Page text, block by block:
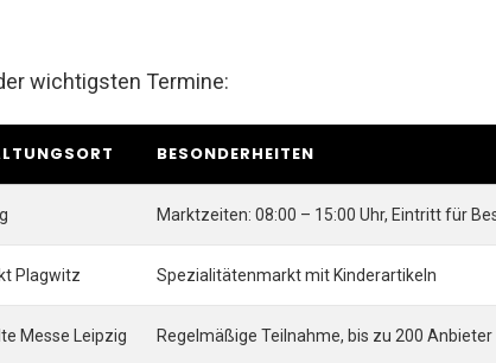
wichtigsten Termine:
BESONDERHEITEN
Marktzeiten: 08:00 – 15:00 Uhr, Eintritt für
Plagwitz Spezialitätenmarkt mit Kinderartikeln
Messe Leipzig Regelmäßige Teilnahme, bis zu 200 Anbieter